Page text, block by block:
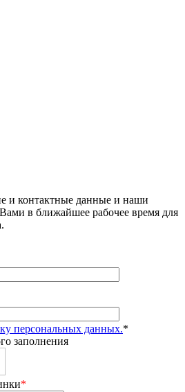
и контактные данные и наши
в ближайшее рабочее время для
персональных данных.*
заполнения
*